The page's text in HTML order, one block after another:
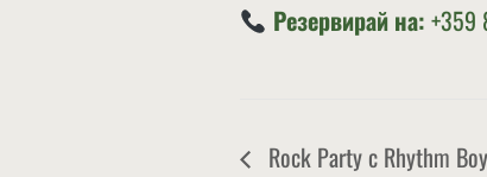
Резервирай на: +359
Rock Party с Rhythm